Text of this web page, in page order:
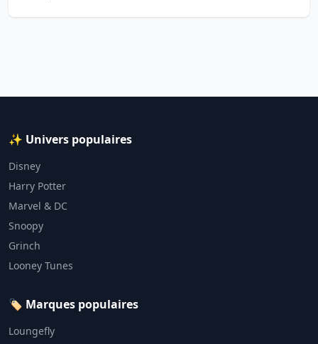
✨ Univers populaires
Disney
Harry Potter
Marvel & DC
Snoopy
Grinch
Looney Tunes
🏷️ Marques populaires
Loungefly